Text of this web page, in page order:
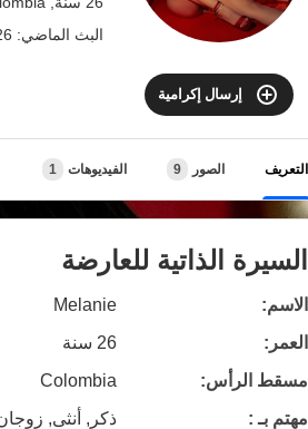
البث الماضي: 04.02.26 8:13 AM
إرسال إكرامية
التعريف الصور 9 الفيديوهات 1
السيرة الذاتية للعارضة
الاسم:
Melanie
العمر:
26 سنة
مسقط الرأس:
Colombia
مهتم بـ :
ذكر, أنثى,